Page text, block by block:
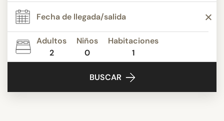
Inspiración
Contacto
Adultos
2
Niños
0
Habitaciones
1
BUSCAR